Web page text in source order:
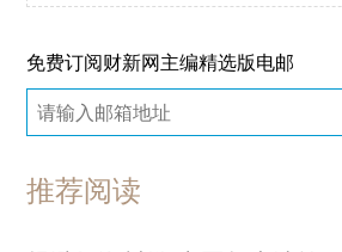
免费订阅财新网主编精选版电邮
推荐阅读